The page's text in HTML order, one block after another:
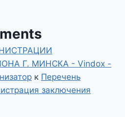
Г. МИНСКА - Vindox -
к Перечень
заключения